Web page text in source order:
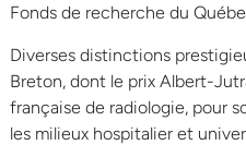
Fonds de recherche du
Diverses distinctions
Breton, dont le prix Albert-
française de radiologie, pour
les milieux hospitalier et